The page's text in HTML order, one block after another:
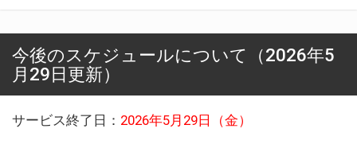
今後のスケジュールについて（2026年5
月29日更新）
サービス終了日： 2026年5月29日（金）